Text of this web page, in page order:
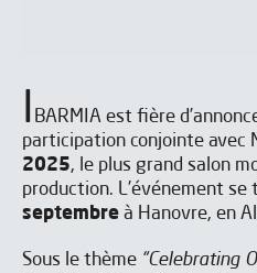
I BARMIA est fière
participation conjointe avec
2025, le plus grand salon
production. L’événement se
septembre à Hanovre, en
Sous le thème “Celebrating